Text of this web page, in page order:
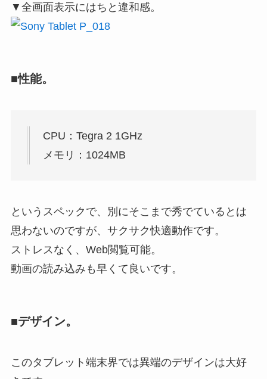
▼全画面表示にはちと違和感。
■性能。
CPU：Tegra 2 1GHz
メモリ：1024MB
というスペックで、別にそこまで秀でているとは
思わないのですが、サクサク快適動作です。
ストレスなく、Web閲覧可能。
動画の読み込みも早くて良いです。
■デザイン。
このタブレット端末界では異端のデザインは大好